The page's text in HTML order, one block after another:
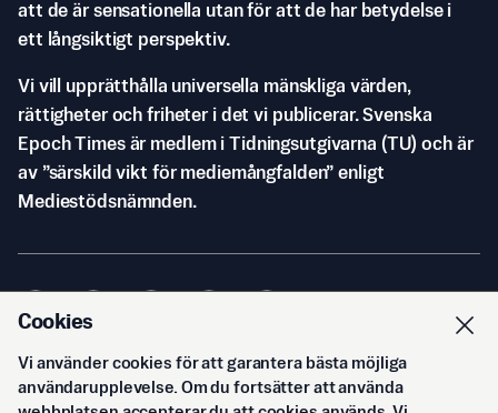
att de är sensationella utan för att de har betydelse i
ett långsiktigt perspektiv.
Vi vill upprätthålla universella mänskliga värden,
rättigheter och friheter i det vi publicerar. Svenska
Epoch Times är medlem i Tidningsutgivarna (TU) och är
av ”särskild vikt för mediemångfalden” enligt
Mediestödsnämnden.
© Svenska Epoch Times AB2026
Cookies
Vi använder cookies för att garantera bästa möjliga
användarupplevelse. Om du fortsätter att använda